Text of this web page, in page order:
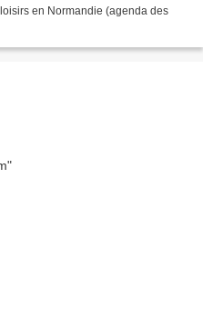
en Normandie (agenda des